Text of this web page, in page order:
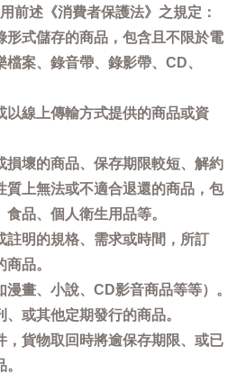
前述《消費者保護法》之規定：
形式儲存的商品，包含且不限於電
檔案、錄音帶、錄影帶、CD、
以線上傳輸方式提供的商品或資
損壞的商品、保存期限較短、解約
質上無法或不適合退還的商品，包
品、個人衛生用品等。
註明的規格、需求或時間，所訂
品。
畫、小說、CD影音商品等等）。
或其他定期發行的商品。
，貨物取回時將逾保存期限、或已